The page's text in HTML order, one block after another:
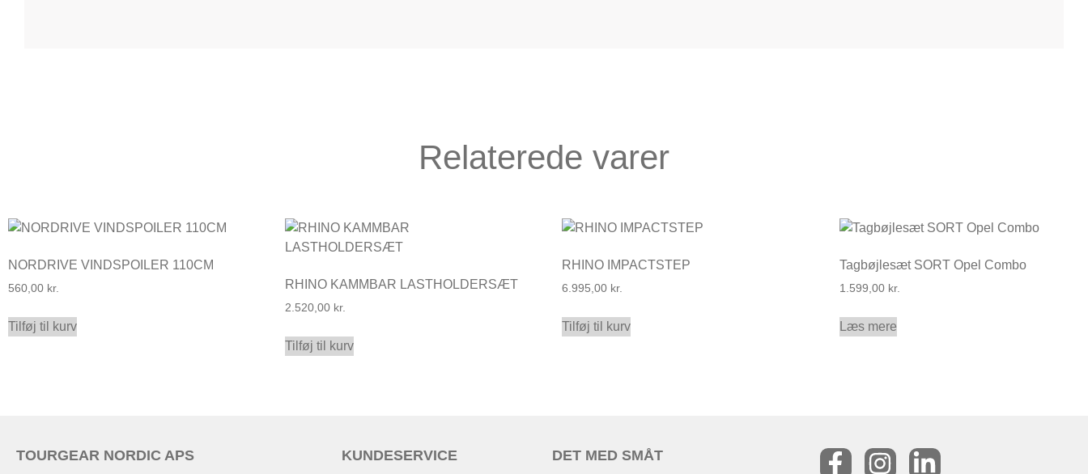
Relaterede varer
NORDRIVE VINDSPOILER 110CM
560,00 kr.
Tilføj til kurv
RHINO KAMMBAR LASTHOLDERSÆT
2.520,00 kr.
Tilføj til kurv
RHINO IMPACTSTEP
6.995,00 kr.
Tilføj til kurv
Tagbøjlesæt SORT Opel Combo
1.599,00 kr.
Læs mere
TOURGEAR NORDIC APS KUNDESERVICE DET MED SMÅT